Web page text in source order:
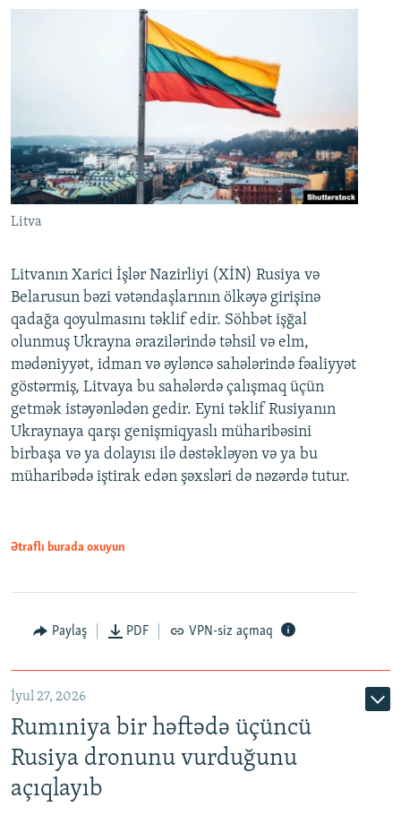
Litva
Litvanın Xarici İşlər Nazirliyi (XİN) Rusiya və
Belarusun bəzi vətəndaşlarının ölkəyə girişinə
qadağa qoyulmasını təklif edir. Söhbət işğal
olunmuş Ukrayna ərazilərində təhsil və elm,
mədəniyyət, idman və əyləncə sahələrində fəaliyyət
göstərmiş, Litvaya bu sahələrdə çalışmaq üçün
getmək istəyənlədən gedir. Eyni təklif Rusiyanın
Ukraynaya qarşı genişmiqyaslı müharibəsini
birbaşa və ya dolayısı ilə dəstəkləyən və ya bu
müharibədə iştirak edən şəxsləri də nəzərdə tutur.
Ətraflı burada oxuyun
Paylaş PDF VPN-siz açmaq
İyul 27, 2026
Rumıniya bir həftədə üçüncü
Rusiya dronunu vurduğunu
açıqlayıb